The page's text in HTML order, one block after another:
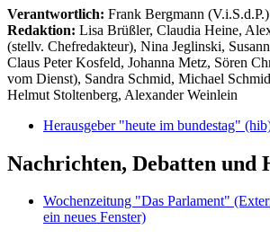
Verantwortlich: Frank Bergmann (V.i.S.d.P.)
Redaktion: Lisa Brüßler, Claudia Heine,
(stellv. Chefredakteur), Nina Jeglinski,
Claus Peter Kosfeld, Johanna Metz, Sören
vom Dienst), Sandra Schmid, Michael
Helmut Stoltenberg, Alexander Weinlein
Herausgeber "heute im bundestag"
Nachrichten, Debatten und
Wochenzeitung "Das Parlament"
ein neues Fenster)